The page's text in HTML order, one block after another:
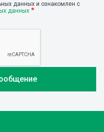
данных и ознакомлен с
данных